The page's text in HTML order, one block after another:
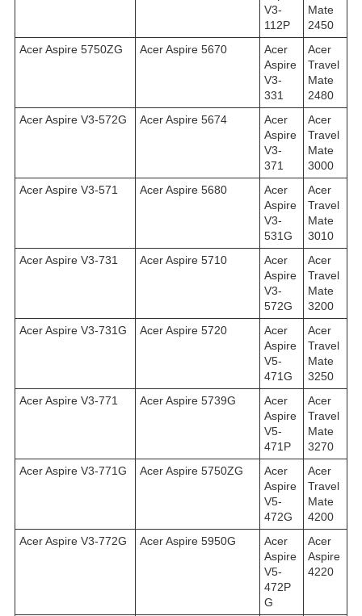
V3-
112P
Mate
2450
Acer Aspire 5750ZG
Acer Aspire 5670
Acer
Aspire
V3-
331
Acer
Travel
Mate
2480
Acer Aspire V3-572G
Acer Aspire 5674
Acer
Aspire
V3-
371
Acer
Travel
Mate
3000
Acer Aspire V3-571
Acer Aspire 5680
Acer
Aspire
V3-
531G
Acer
Travel
Mate
3010
Acer Aspire V3-731
Acer Aspire 5710
Acer
Aspire
V3-
572G
Acer
Travel
Mate
3200
Acer Aspire V3-731G
Acer Aspire 5720
Acer
Aspire
V5-
471G
Acer
Travel
Mate
3250
Acer Aspire V3-771
Acer Aspire 5739G
Acer
Aspire
V5-
471P
Acer
Travel
Mate
3270
Acer Aspire V3-771G
Acer Aspire 5750ZG
Acer
Aspire
V5-
472G
Acer
Travel
Mate
4200
Acer Aspire V3-772G
Acer Aspire 5950G
Acer
Aspire
V5-
472P
G
Acer
Aspire
4220